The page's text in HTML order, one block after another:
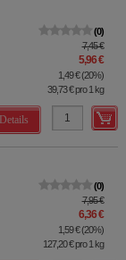
0
7,45 €
5,96 €
1,49 €(20%)
39,73 €pro 1 kg
Details
0
7,95 €
6,36 €
1,59 €(20%)
127,20 €pro 1 kg